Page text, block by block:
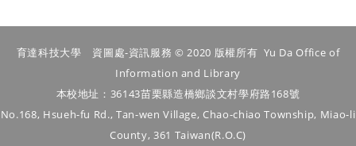
育達科技大學 資圖處-資訊服務 © 2020 版權所有 Yu Da Office of
Information and Library
本校地址：36143苗栗縣造橋鄉談文村學府路168號
No.168, Hsueh-fu Rd., Tan-wen Village, Chao-chiao Township, Miao-li
County, 361 Taiwan(R.O.C)